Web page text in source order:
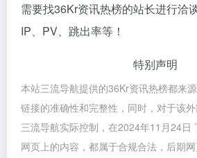
需要找36Kr资讯热榜的站长进行洽
IP、PV、跳出率等！
特别声明
本站三流导航提供的36Kr资讯热榜都来
链接的准确性和完整性，同时，对于该
三流导航实际控制，在2024年11月24日
网页上的内容，都属于合规合法，后期